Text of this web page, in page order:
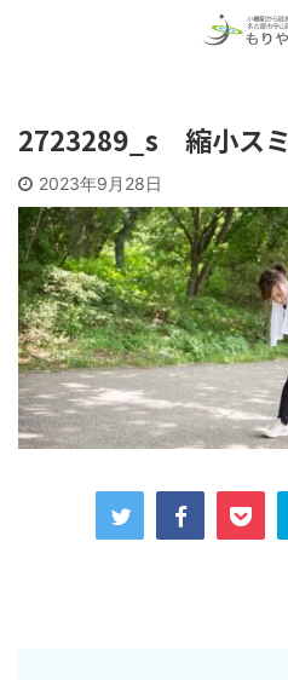
2723289_s 縮小スミ
2023年9月28日